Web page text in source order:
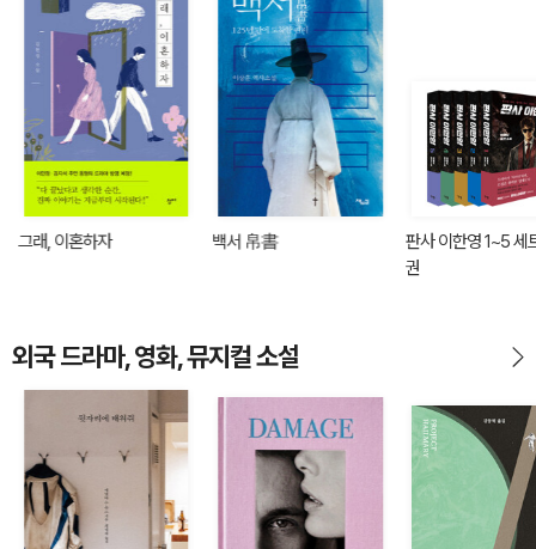
그래, 이혼하자 백서 帛書
판사 이한영 1~5 세
권
외국 드라마, 영화, 뮤지컬 소설